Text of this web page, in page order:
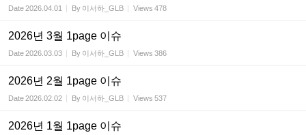
Date2026.04.01 By 이서하_GLB Views 478
2026년 3월 1page 이슈
Date2026.03.03 By 이서하_GLB Views 386
2026년 2월 1page 이슈
Date2026.02.02 By 이서하_GLB Views 537
2026년 1월 1page 이슈